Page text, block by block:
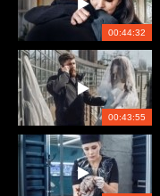
00:44:32
00:43:55